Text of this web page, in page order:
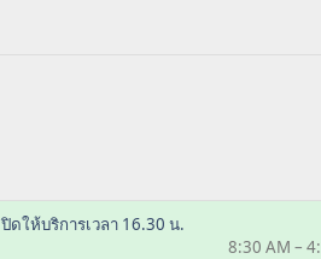
ปิดให้บริการเวลา 16.30 น.
8:30 AM –